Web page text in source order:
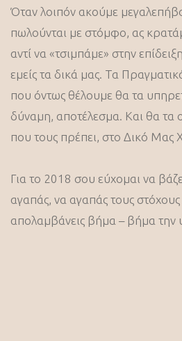
Όταν λοιπόν ακούμε
πωλούνται με στόμφο, ας
αντί να «τσιμπάμε» στην
εμείς τα δικά μας. Τα
που όντως θέλουμε θα τα
δύναμη, αποτέλεσμα. Και θα τα
που τους πρέπει, στο Δικό Μας
Για το 2018 σου εύχομαι να
αγαπάς, να αγαπάς τους στόχους
απολαμβάνεις βήμα – βήμα την